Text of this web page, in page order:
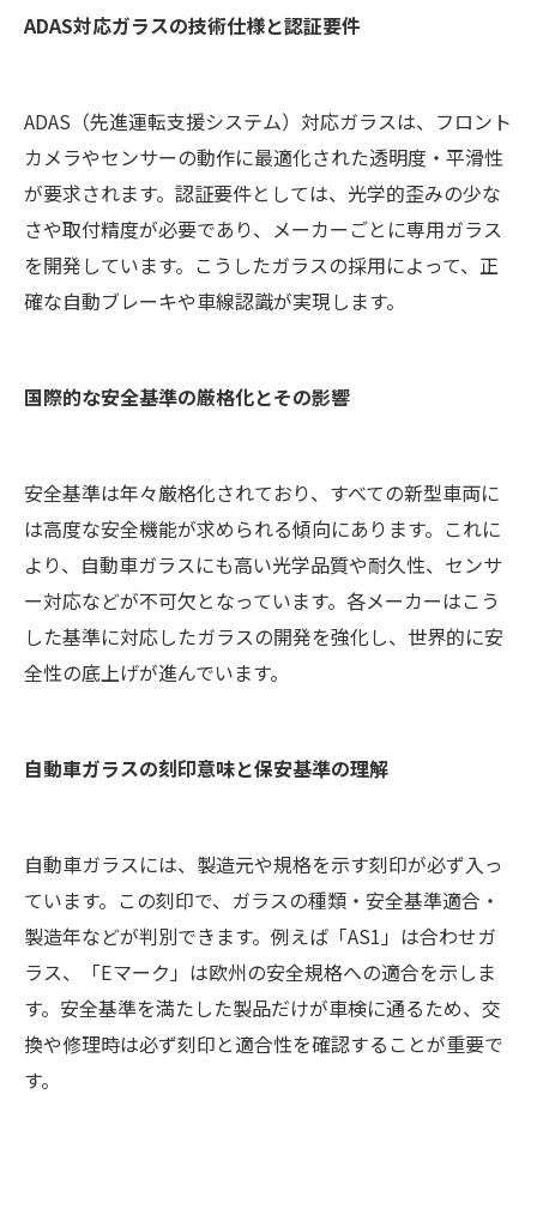
ADAS対応ガラスの技術仕様と認証要件
ADAS（先進運転支援システム）対応ガラスは、フロント
カメラやセンサーの動作に最適化された透明度・平滑性
が要求されます。認証要件としては、光学的歪みの少な
さや取付精度が必要であり、メーカーごとに専用ガラス
を開発しています。こうしたガラスの採用によって、正
確な自動ブレーキや車線認識が実現します。
国際的な安全基準の厳格化とその影響
安全基準は年々厳格化されており、すべての新型車両に
は高度な安全機能が求められる傾向にあります。これに
より、自動車ガラスにも高い光学品質や耐久性、センサ
ー対応などが不可欠となっています。各メーカーはこう
した基準に対応したガラスの開発を強化し、世界的に安
全性の底上げが進んでいます。
自動車ガラスの刻印意味と保安基準の理解
自動車ガラスには、製造元や規格を示す刻印が必ず入っ
ています。この刻印で、ガラスの種類・安全基準適合・
製造年などが判別できます。例えば「AS1」は合わせガ
ラス、「Eマーク」は欧州の安全規格への適合を示しま
す。安全基準を満たした製品だけが車検に通るため、交
換や修理時は必ず刻印と適合性を確認することが重要で
す。